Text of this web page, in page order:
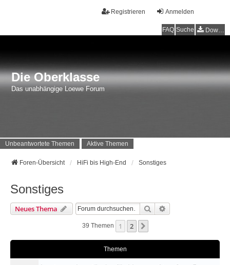
Anmelden
Registrieren
FAQ Suche Downloads
Die Oberklasse
Das unabhängige Loewe Forum
Unbeantwortete Themen Aktive Themen
Foren-Übersicht HiFi bis High-End Sonstiges
Sonstiges
Neues Thema Suche
39 Themen 1 2
Themen